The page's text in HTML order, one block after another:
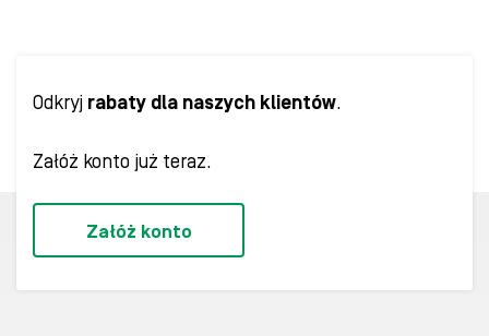
Odkryj rabaty dla naszych klientów.
Załóż konto już teraz.
Załóż konto